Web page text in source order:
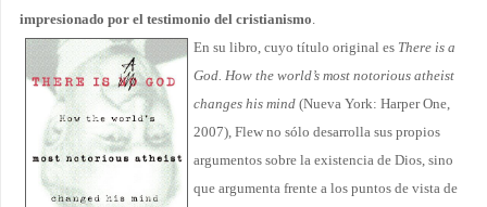
impresionado por el testimonio del cristianismo.
En su libro, cuyo título original es There is a
God. How the world’s most notorious atheist
changes his mind (Nueva York: Harper One,
2007), Flew no sólo desarrolla sus propios
argumentos sobre la existencia de Dios, sino
que argumenta frente a los puntos de vista de